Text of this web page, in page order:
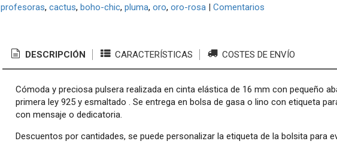
profesoras cactus boho-chic pluma oro oro-rosa | Comentarios
DESCRIPCIÓN CARACTERÍSTICAS COSTES DE ENVÍO
Cómoda y preciosa pulsera realizada en cinta elástica de 16 mm con pequeño
primera ley 925 y esmaltado . Se entrega en bolsa de gasa o lino con etiqueta
con mensaje o dedicatoria.
Descuentos por cantidades, se puede personalizar la etiqueta de la bolsita para